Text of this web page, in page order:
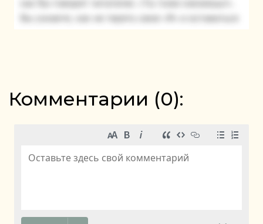
Комментарии (0):